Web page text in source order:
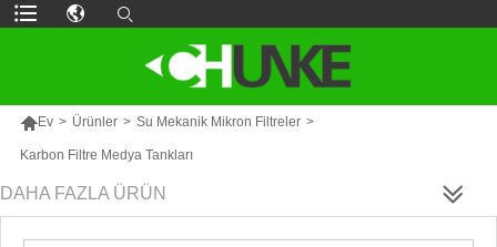
Ev > Ürünler > Su Mekanik Mikron Filtreler >
Karbon Filtre Medya Tankları
DAHA FAZLA ÜRÜN